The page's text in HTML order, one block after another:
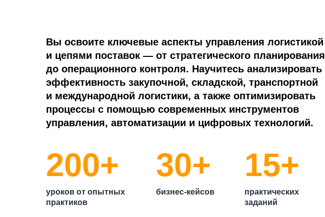
200+
уроков от опытных
практиков
30+
бизнес-кейсов
15+
практических
заданий
Вы освоите ключевые аспекты управления логистикой
и цепями поставок — от стратегического планирования
до операционного контроля. Научитесь анализировать
эффективность закупочной, складской, транспортной
и международной логистики, а также оптимизировать
процессы с помощью современных инструментов
управления, автоматизации и цифровых технологий.